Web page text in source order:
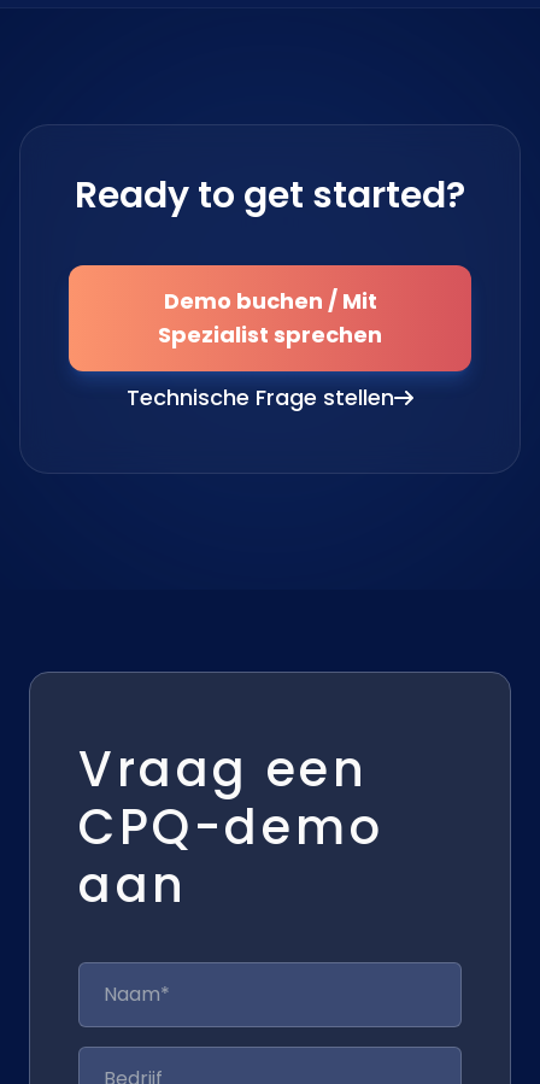
Ready to get started?
Demo buchen / Mit
Spezialist sprechen
Technische Frage stellen
Vraag een
CPQ-demo
aan